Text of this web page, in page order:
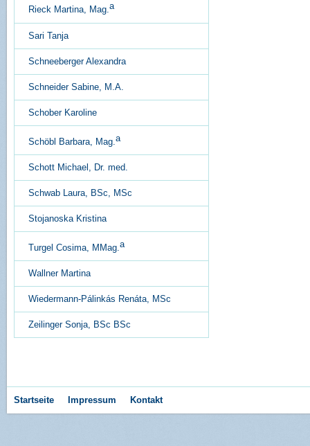
Rieck Martina, Mag.a
Sari Tanja
Schneeberger Alexandra
Schneider Sabine, M.A.
Schober Karoline
Schöbl Barbara, Mag. a
Schott Michael, Dr. med.
Schwab Laura, BSc, MSc
Stojanoska Kristina
Turgel Cosima, MMag.a
Wallner Martina
Wiedermann-Pálinkás Renáta, MSc
Zeilinger Sonja, BSc BSc
Startseite Impressum Kontakt